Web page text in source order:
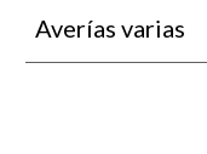
Averías varias